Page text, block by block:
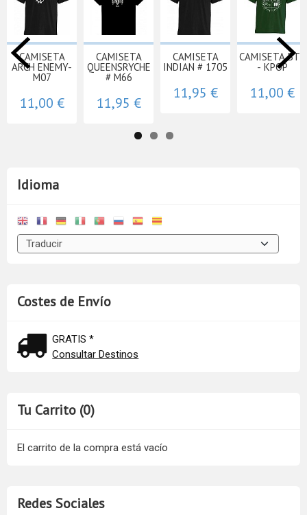
Idioma
Costes de Envío
GRATIS *
Consultar Destinos
Tu Carrito (0)
El carrito de la compra está vacío
Redes Sociales
CAMISETA
ARCH ENEMY-
M07
11,00 €
CAMISETA
QUEENSRYCHE
# M66
11,95 €
CAMISETA
INDIAN # 1705
11,95 €
CAMISETA BTS
- KPOP
11,00 €